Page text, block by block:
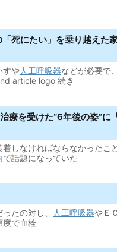
死にたい」を乗り越えた
すや人工呼吸器などが必要で
article logo 続き
を受けた“6年後の姿”に
着しなければならなかったこ
で話題になっていた
たの対し、 人工呼吸器やＥ
度で血栓